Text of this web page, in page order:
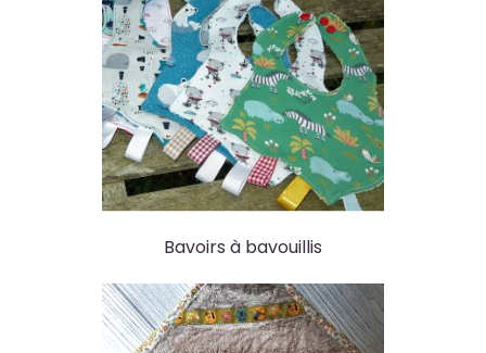
Bavoirs à bavouillis